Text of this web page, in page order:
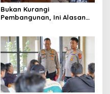
Bukan Kurangi
Pembangunan, Ini Alasan
Daerah